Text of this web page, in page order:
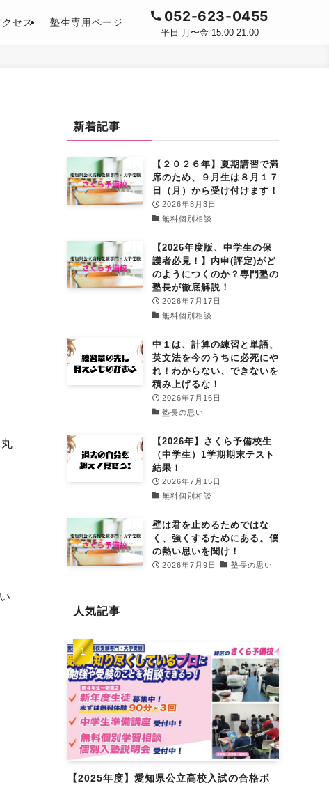
クセス 塾生専用ページ 052-623-0455
平日 月〜金 15:00-21:00
新着記事
【２０２６年】夏期講習で満
席のため、９月生は８月１７
日（月）から受け付けます！
2026年8月3日
無料個別相談
【2026年度版、中学生の保
護者必見！】内申(評定)がど
のようにつくのか？専門塾の
塾長が徹底解説！
2026年7月17日
無料個別相談
中１は、計算の練習と単語、
英文法を今のうちに必死にや
れ！わからない、できないを
積み上げるな！
2026年7月16日
塾長の思い
【2026年】さくら予備校生
（中学生）1学期期末テスト
結果！
2026年7月15日
無料個別相談
壁は君を止めるためではな
く、強くするためにある。僕
の熱い思いを聞け！
2026年7月9日 塾長の思い
人気記事
【2025年度】愛知県公立高校入試の合格ボ